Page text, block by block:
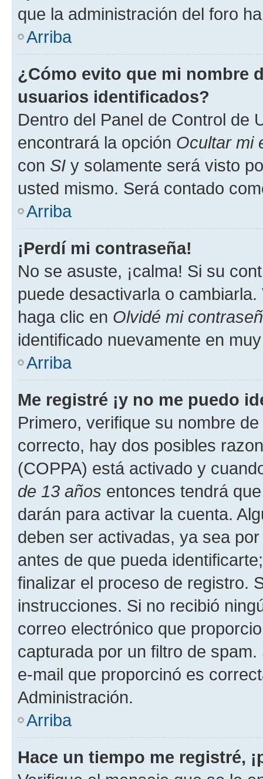
que la administración del foro
Arriba
¿Cómo evito que mi nombre
usuarios identificados?
Dentro del Panel de Control de
encontrará la opción Ocultar mi
con SI y solamente será visto
usted mismo. Será contado
Arriba
¡Perdí mi contraseña!
No se asuste, ¡calma! Si su
puede desactivarla o
haga clic en Olvidé mi
identificado nuevamente en
Arriba
Me registré ¡y no me puedo
Primero, verifique su nombre
correcto, hay dos posibles
(COPPA) está activado y
de 13 años entonces tendrá
darán para activar la cuenta.
deben ser activadas, ya sea
antes de que pueda
finalizar el proceso de registro.
instrucciones. Si no recibió
correo electrónico que
capturada por un filtro de
e-mail que proporcinó es
Administración.
Arriba
Hace un tiempo me registré,